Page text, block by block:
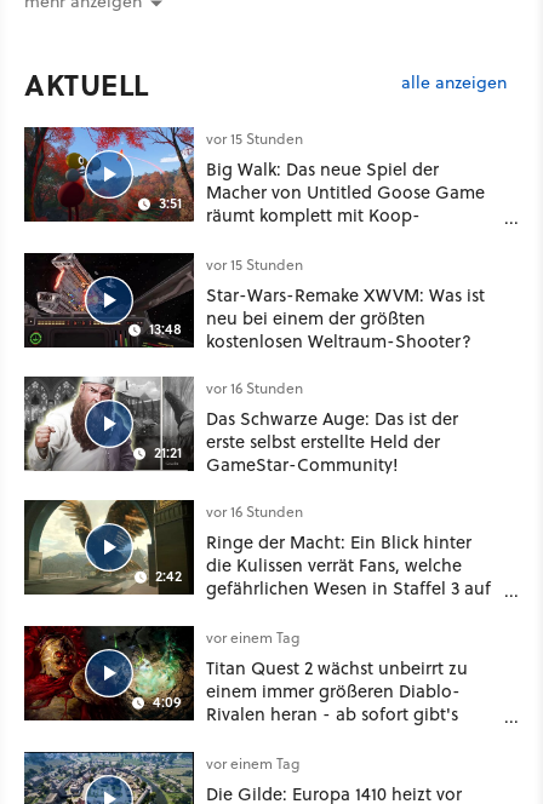
AKTUELL alle anzeigen
3:51
vor 15 Stunden
Big Walk: Das neue Spiel der
Macher von Untitled Goose Game
räumt komplett mit Koop-
13:48
vor 15 Stunden
Star-Wars-Remake XWVM: Was ist
neu bei einem der größten
kostenlosen Weltraum-Shooter?
21:21
vor 16 Stunden
Das Schwarze Auge: Das ist der
erste selbst erstellte Held der
GameStar-Community!
2:42
vor 16 Stunden
Ringe der Macht: Ein Blick hinter
die Kulissen verrät Fans, welche
gefährlichen Wesen in Staffel 3 auf
4:09
vor einem Tag
Titan Quest 2 wächst unbeirrt zu
einem immer größeren Diablo-
Rivalen heran - ab sofort gibt's
Klasse
vor einem Tag
Die Gilde: Europa 1410 heizt vor